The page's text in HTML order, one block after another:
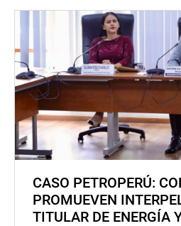
CASO PETROPERÚ:
PROMUEVEN
TITULAR DE ENERGÍA